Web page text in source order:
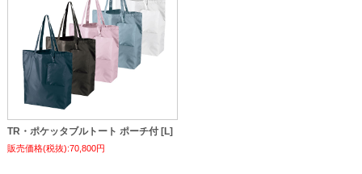
TR・ポケッタブルトート ポーチ付 [L]
販売価格(税抜):70,800円